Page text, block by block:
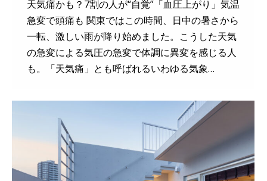
天気痛かも？7割の人が“自覚”「血圧上がり」気温
急変で頭痛も 関東ではこの時間、日中の暑さから
一転、激しい雨が降り始めました。こうした天気
の急変による気圧の急変で体調に異変を感じる人
も。「天気痛」とも呼ばれるいわゆる気象…